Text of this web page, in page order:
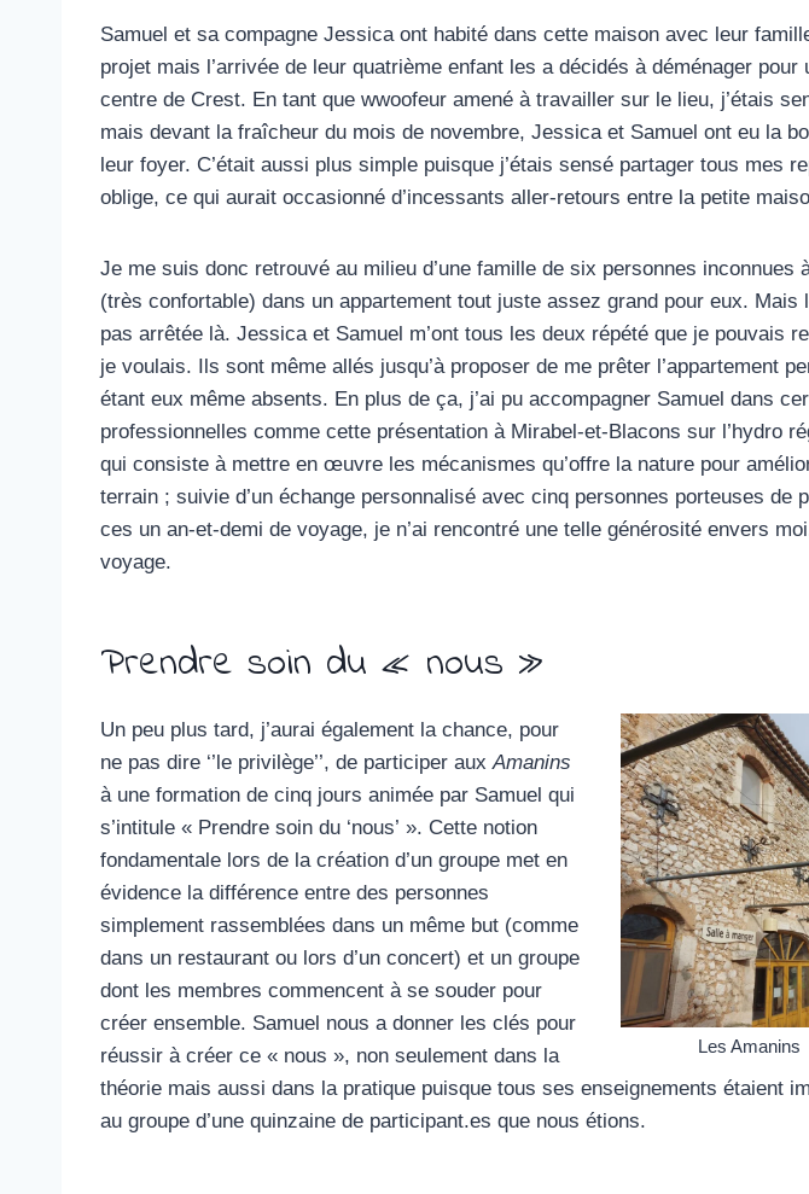
Samuel et sa compagne Jessica ont habité dans cette maison avec leur
projet mais l’arrivée de leur quatrième enfant les a décidés à déménager pour
centre de Crest. En tant que wwoofeur amené à travailler sur le lieu, j’étais
mais devant la fraîcheur du mois de novembre, Jessica et Samuel ont eu la
leur foyer. C’était aussi plus simple puisque j’étais sensé partager tous mes
oblige, ce qui aurait occasionné d’incessants aller-retours entre la petite
Je me suis donc retrouvé au milieu d’une famille de six personnes inconnues
(très confortable) dans un appartement tout juste assez grand pour eux. Mais
pas arrêtée là. Jessica et Samuel m’ont tous les deux répété que je pouvais
je voulais. Ils sont même allés jusqu’à proposer de me prêter l’appartement
étant eux même absents. En plus de ça, j’ai pu accompagner Samuel dans
professionnelles comme cette présentation à Mirabel-et-Blacons sur l’hydro
qui consiste à mettre en œuvre les mécanismes qu’offre la nature pour
terrain ; suivie d’un échange personnalisé avec cinq personnes porteuses
ces un an-et-demi de voyage, je n’ai rencontré une telle générosité envers
voyage.
Prendre soin du « nous »
Les Amanins
Un peu plus tard, j’aurai également la chance, pour
ne pas dire ‘’le privilège’’, de participer auxAmanins
à une formation de cinq jours animée par Samuel qui
s’intitule « Prendre soin du ‘nous’ ». Cette notion
fondamentale lors de la création d’un groupe met en
évidence la différence entre des personnes
simplement rassemblées dans un même but (comme
dans un restaurant ou lors d’un concert) et un groupe
dont les membres commencent à se souder pour
créer ensemble. Samuel nous a donner les clés pour
réussir à créer ce « nous », non seulement dans la
théorie mais aussi dans la pratique puisque tous ses enseignements étaient
au groupe d’une quinzaine de participant.es que nous étions.